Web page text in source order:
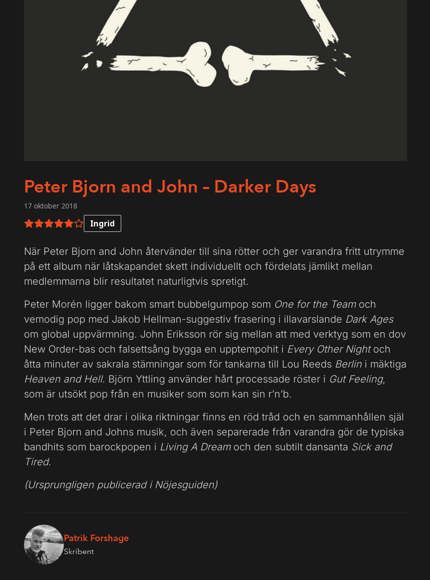
Peter Bjorn and John – Darker Days
17 oktober 2018
5 av 6 i betyg Ingrid
När Peter Bjorn and John återvänder till sina rötter och ger varandra fritt utrymme
på ett album när låtskapandet skett individuellt och fördelats jämlikt mellan
medlemmarna blir resultatet naturligtvis spretigt.
Peter Morén ligger bakom smart bubbelgumpop som One for the Teamoch
vemodig pop med Jakob Hellman-suggestiv frasering i illavarslande Dark Ages
om global uppvärmning. John Eriksson rör sig mellan att med verktyg som en dov
New Order-bas och falsettsång bygga en upptempohit i Every Other Nightoch
åtta minuter av sakrala stämningar som för tankarna till Lou Reeds Berlin i mäktiga
Heaven and Hell. Björn Yttling använder hårt processade röster i Gut Feeling,
som är utsökt pop från en musiker som som kan sin r’n’b.
Men trots att det drar i olika riktningar finns en röd tråd och en sammanhållen själ
i Peter Bjorn and Johns musik, och även separerade från varandra gör de typiska
bandhits som barockpopen i Living A Dreamoch den subtilt dansanta Sick and
Tired.
(Ursprungligen publicerad i Nöjesguiden)
Patrik Forshage
Skribent